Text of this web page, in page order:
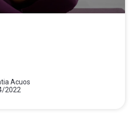
Acuos
2022